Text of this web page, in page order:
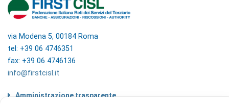
via Modena 5, 00184 Roma
tel: +39 06 4746351
fax: +39 06 4746136
info@firstcisl.it
Amministrazione trasparente